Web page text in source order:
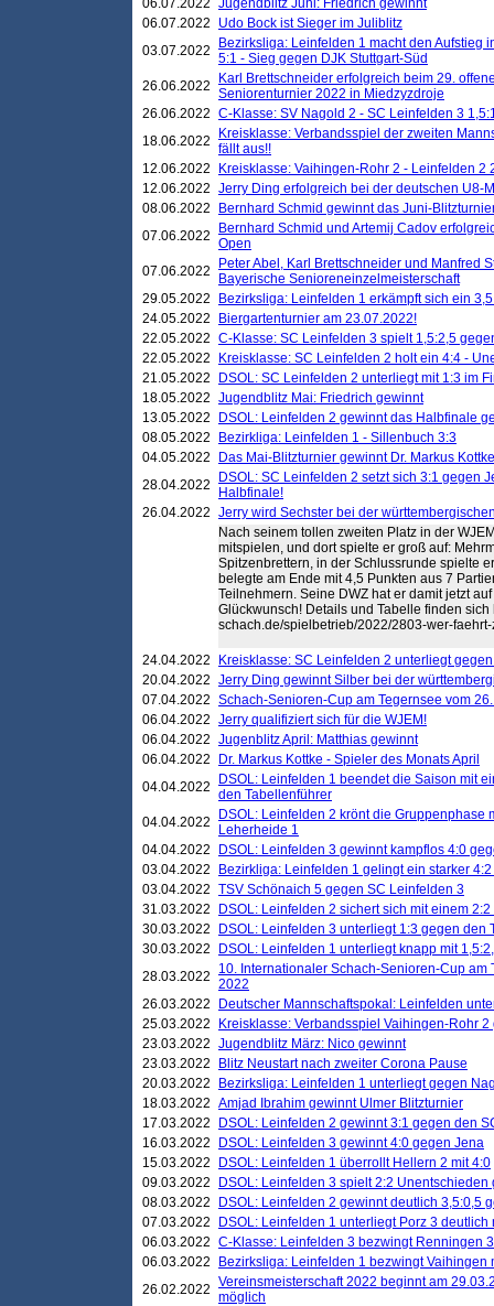
06.07.2022 Jugendblitz Juni: Friedrich gewinnt
06.07.2022
Udo Bock ist Sieger im Juliblitz
03.07.2022
Bezirksliga: Leinfelden 1 macht den Aufstieg
5:1 - Sieg gegen DJK Stuttgart-Süd
26.06.2022
Karl Brettschneider erfolgreich beim 29.
Seniorenturnier 2022 in Miedzyzdroje
26.06.2022 C-Klasse: SV Nagold 2 - SC Leinfelden 3
18.06.2022
Kreisklasse: Verbandsspiel der zweiten
fällt aus!!
12.06.2022
Kreisklasse: Vaihingen-Rohr 2 - Leinfelden 2
12.06.2022 Jerry Ding erfolgreich bei der deutschen U8-
08.06.2022
Bernhard Schmid gewinnt das Juni-
07.06.2022
Bernhard Schmid und Artemij Cadov
Open
07.06.2022
Peter Abel, Karl Brettschneider und Manfred
Bayerische Senioreneinzelmeisterschaft
29.05.2022
Bezirksliga: Leinfelden 1 erkämpft sich ein
24.05.2022
Biergartenturnier am 23.07.2022!
22.05.2022 C-Klasse: SC Leinfelden 3 spielt 1,5:2,5
22.05.2022
Kreisklasse: SC Leinfelden 2 holt ein 4:4 -
21.05.2022
DSOL: SC Leinfelden 2 unterliegt mit 1:3 im
18.05.2022 Jugendblitz Mai: Friedrich gewinnt
13.05.2022
DSOL: Leinfelden 2 gewinnt das Halbfinale
08.05.2022
Bezirkliga: Leinfelden 1 - Sillenbuch 3:3
04.05.2022
Das Mai-Blitzturnier gewinnt Dr. Markus
28.04.2022
DSOL: SC Leinfelden 2 setzt sich 3:1 gegen
Halbfinale!
26.04.2022 Jerry wird Sechster bei der
Nach seinem tollen zweiten Platz in der
mitspielen, und dort spielte er groß auf:
Spitzenbrettern, in der Schlussrunde spielte
belegte am Ende mit 4,5 Punkten aus 7
Teilnehmern. Seine DWZ hat er damit jetzt
Glückwunsch! Details und Tabelle finden sich
schach.de/spielbetrieb/2022/2803-wer-
24.04.2022
Kreisklasse: SC Leinfelden 2 unterliegt
20.04.2022 Jerry Ding gewinnt Silber bei der
07.04.2022 Schach-Senioren-Cup am Tegernsee vom
06.04.2022 Jerry qualifiziert sich für die WJEM!
06.04.2022 Jugenblitz April: Matthias gewinnt
06.04.2022
Dr. Markus Kottke - Spieler des Monats April
04.04.2022
DSOL: Leinfelden 1 beendet die Saison mit
den Tabellenführer
04.04.2022
DSOL: Leinfelden 2 krönt die Gruppenphase
Leherheide 1
04.04.2022
DSOL: Leinfelden 3 gewinnt kampflos 4:0
03.04.2022
Bezirkliga: Leinfelden 1 gelingt ein starker
03.04.2022 TSV Schönaich 5 gegen SC Leinfelden 3
31.03.2022
DSOL: Leinfelden 2 sichert sich mit einem
30.03.2022
DSOL: Leinfelden 3 unterliegt 1:3 gegen den
30.03.2022
DSOL: Leinfelden 1 unterliegt knapp mit
28.03.2022
10. Internationaler Schach-Senioren-Cup am
2022
26.03.2022
Deutscher Mannschaftspokal: Leinfelden
25.03.2022
Kreisklasse: Verbandsspiel Vaihingen-Rohr
23.03.2022 Jugendblitz März: Nico gewinnt
23.03.2022
Blitz Neustart nach zweiter Corona Pause
20.03.2022
Bezirksliga: Leinfelden 1 unterliegt gegen
18.03.2022 Amjad Ibrahim gewinnt Ulmer Blitzturnier
17.03.2022
DSOL: Leinfelden 2 gewinnt 3:1 gegen den
16.03.2022
DSOL: Leinfelden 3 gewinnt 4:0 gegen Jena
15.03.2022
DSOL: Leinfelden 1 überrollt Hellern 2 mit 4:0
09.03.2022
DSOL: Leinfelden 3 spielt 2:2 Unentschieden
08.03.2022
DSOL: Leinfelden 2 gewinnt deutlich 3,5:0,5
07.03.2022
DSOL: Leinfelden 1 unterliegt Porz 3 deutlich
06.03.2022 C-Klasse: Leinfelden 3 bezwingt Renningen
06.03.2022
Bezirksliga: Leinfelden 1 bezwingt Vaihingen
26.02.2022 Vereinsmeisterschaft 2022 beginnt am
möglich